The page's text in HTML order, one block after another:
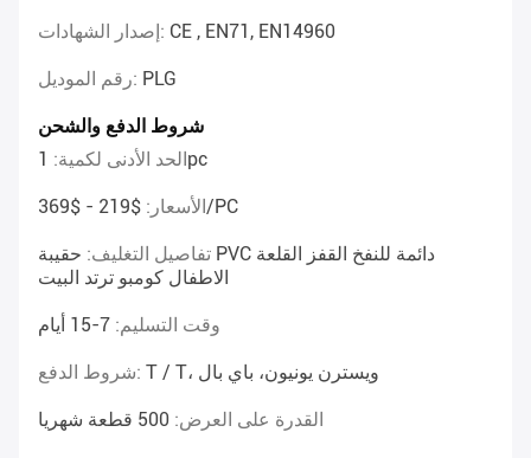
إصدار الشهادات: CE , EN71, EN14960
رقم الموديل: PLG
شروط الدفع والشحن
الحد الأدنى لكمية: 1pc
الأسعار: $219 - $369/PC
تفاصيل التغليف: حقيبة PVC دائمة للنفخ القفز القلعة
الاطفال كومبو ترتد البيت
وقت التسليم: 7-15 أيام
شروط الدفع: T / T، ويسترن يونيون، باي بال
القدرة على العرض: 500 قطعة شهريا